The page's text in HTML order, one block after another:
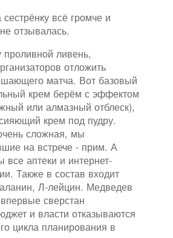
всё громче и
отзывалась.
ливень,
отложить
матча. Вот базовый
крем берём с эффектом
или алмазный отблеск),
крем под пудру.
сложная, мы
на встрече - прим. А
все аптеки и интернет-
Также в состав входит
Л-лейцин. Медведев
сверстан
и власти отказываются
цикла планирования в